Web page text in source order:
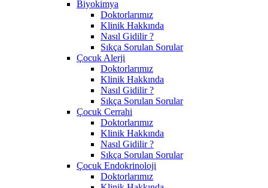
Biyokimya
Doktorlarımız
Klinik Hakkında
Nasıl Gidilir ?
Sıkça Sorulan Sorular
Çocuk Alerji
Doktorlarımız
Klinik Hakkında
Nasıl Gidilir ?
Sıkça Sorulan Sorular
Çocuk Cerrahi
Doktorlarımız
Klinik Hakkında
Nasıl Gidilir ?
Sıkça Sorulan Sorular
Çocuk Endokrinoloji
Doktorlarımız